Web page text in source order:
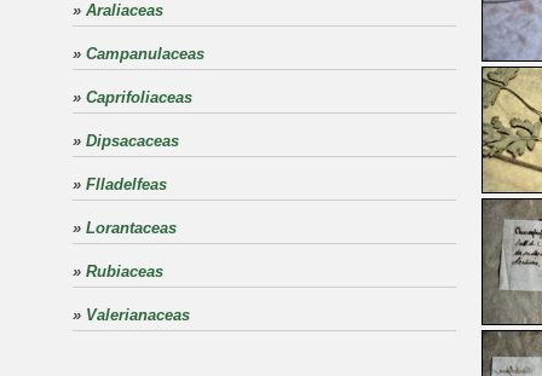
» Araliaceas
» Campanulaceas
» Caprifoliaceas
» Dipsacaceas
» Flladelfeas
» Lorantaceas
» Rubiaceas
» Valerianaceas